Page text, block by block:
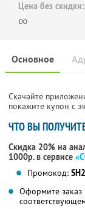
Цена без скидки:
∞
Основное
Скачайте
покажите купон с
ЧТО ВЫ
Скидка 20% на
1000р. в сервисе
Промокод:
Оформите заказ